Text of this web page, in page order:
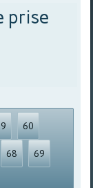
prise
60
68 69